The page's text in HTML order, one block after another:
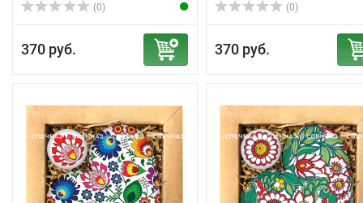
(0)
370 руб.
(0)
370 руб.